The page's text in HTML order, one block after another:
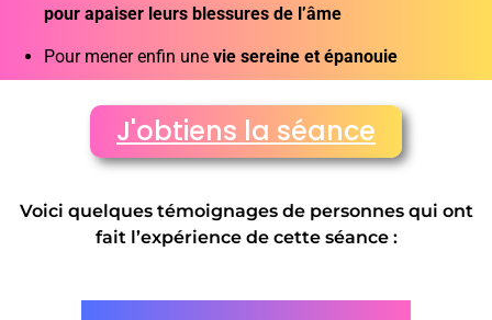
pour apaiser leurs blessures de l’âme
Pour mener enfin une vie sereine et épanouie
J'obtiens la séance
Voici quelques témoignages de personnes qui ont
fait l’expérience de cette séance :